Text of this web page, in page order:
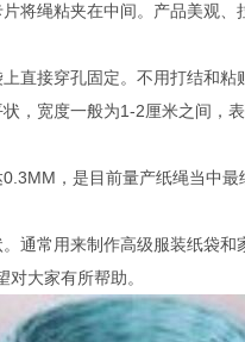
将绳粘夹在中间。产品美观、
直接穿孔固定。不用打结和粘
，宽度一般为1-2厘米之间，
，是目前量产纸绳当中
通常用来制作高级服装纸袋和
大家有所帮助。